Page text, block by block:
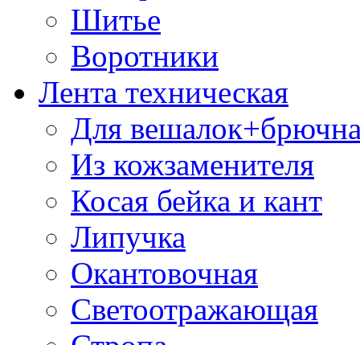
Шитье
Воротники
Лента техническая
Для
Из кожзаменителя
Косая бейка и кант
Липучка
Окантовочная
Светоотражающая